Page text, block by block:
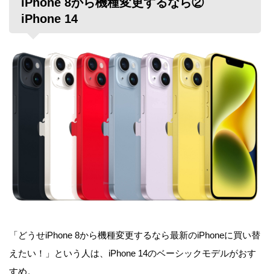
iPhone 14
「どうせiPhone 8から機種変更するなら最新のiPhoneに買い替
えたい！」という人は、iPhone 14のベーシックモデルがおす
すめ。